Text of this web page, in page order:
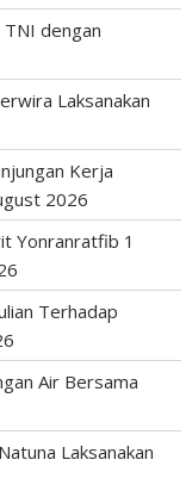
dengan
Laksanakan
Kerja
2026
Yonranratfib 1
Terhadap
Air Bersama
Laksanakan